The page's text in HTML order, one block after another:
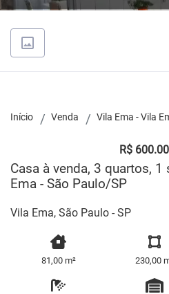
Início Venda Vila Ema - Vila
R$
Casa à venda, 3 quartos,
Ema - São Paulo/SP
Vila Ema, São Paulo - SP
81,00 m² 230,00